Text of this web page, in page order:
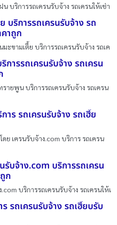
บริการรถเครนรับจ้าง รถเครนให้เช่า
บริการรถเครนรับจ้าง รถ
คาถูก
ะขามเตี้ย บริการรถเครนรับจ้าง รถเค
ารรถเครนรับจ้าง รถเครน
ายพูน บริการรถเครนรับจ้าง รถเครน
าร รถเครนรับจ้าง รถเฮี๊ย
ย เครนรับจ้าง.com บริการ รถเครน
รับจ้าง.com บริการรถเครน
ก
บริการรถเครนรับจ้าง รถเครนให้เ
รถเครนรับจ้าง รถเฮี๊ยบรับ